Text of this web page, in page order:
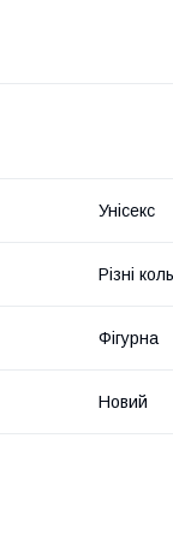
Унісекс
Різні
Фігурна
Новий